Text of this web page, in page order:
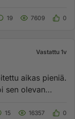
19 7609 0
Vastattu 1v
aikas pieniä.
sen olevan
15 16357 0